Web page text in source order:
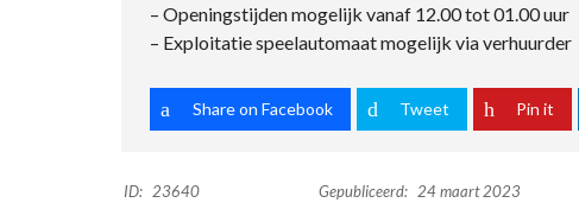
– Openingstijden mogelijk vanaf 12.00 tot 01.00 uur
– Exploitatie speelautomaat mogelijk via verhuurder
Share on Facebook Tweet Pin it
ID: 23640 Gepubliceerd: 24 maart 2023